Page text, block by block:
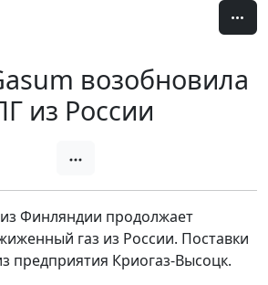
возобновила
из России
Финляндии продолжает
газ из России. Поставки
предприятия Криогаз-Высоцк.